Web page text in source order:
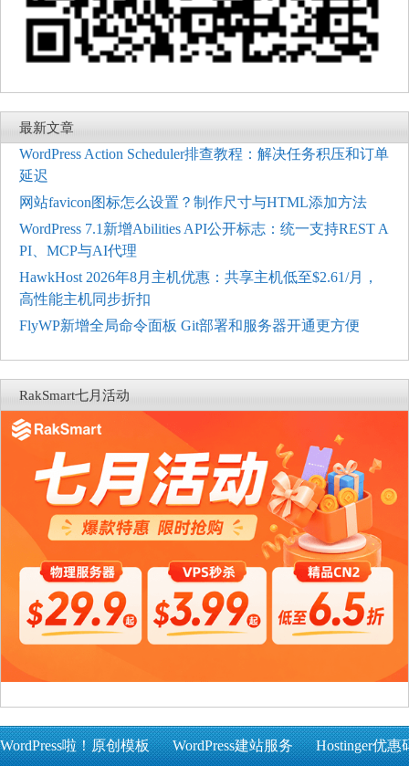
最新文章
WordPress Action Scheduler排查教程：解决任务积压和订单
延迟
网站favicon图标怎么设置？制作尺寸与HTML添加方法
WordPress 7.1新增Abilities API公开标志：统一支持REST A
PI、MCP与AI代理
HawkHost 2026年8月主机优惠：共享主机低至$2.61/月，
高性能主机同步折扣
FlyWP新增全局命令面板 Git部署和服务器开通更方便
RakSmart七月活动
WordPress啦！原创模板 WordPress建站服务 Hostinger优惠